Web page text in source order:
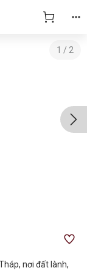
1 / 2
nơi đất lành,